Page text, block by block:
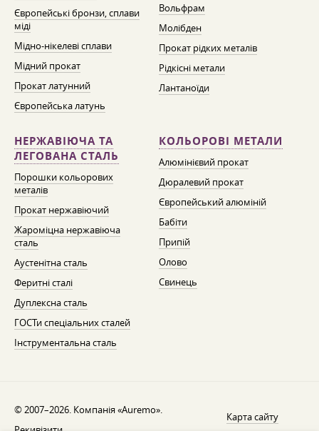
Європейські бронзи, сплави
міді
Мідно-нікелеві сплави
Мідний прокат
Прокат латунний
Європейська латунь
Вольфрам
Молібден
Прокат рідких металів
Рідкісні метали
Лантаноїди
НЕРЖАВІЮЧА ТА
ЛЕГОВАНА СТАЛЬ
Порошки кольорових
металів
Прокат нержавіючий
Жароміцна нержавіюча
сталь
Аустенітна сталь
Феритні сталі
Дуплексна сталь
ГОСТи спеціальних сталей
Інструментальна сталь
КОЛЬОРОВІ МЕТАЛИ
Алюмінієвий прокат
Дюралевий прокат
Європейський алюміній
Бабіти
Припій
Олово
Свинець
© 2007–2026. Компанія «Auremo».
Карта сайту